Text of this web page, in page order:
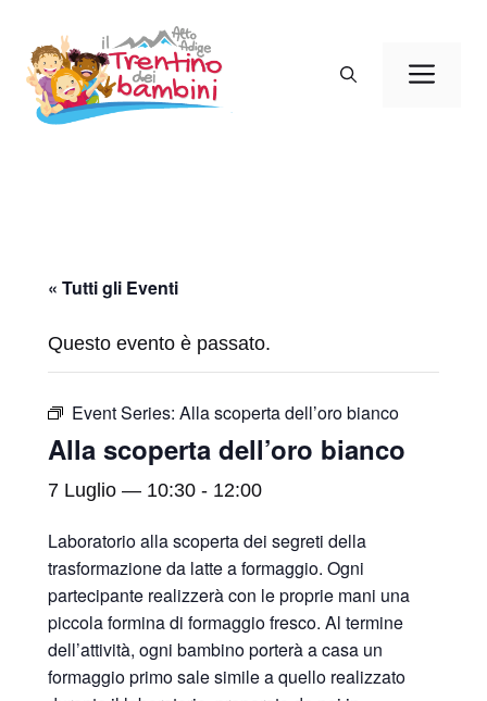
contenuto
« Tutti gli Eventi
Questo evento è passato.
Event Series: Alla scoperta dell’oro bianco
Alla scoperta dell’oro bianco
7 Luglio — 10:30 - 12:00
Laboratorio alla scoperta dei segreti della
trasformazione da latte a formaggio. Ogni
partecipante realizzerà con le proprie mani una
piccola formina di formaggio fresco. Al termine
dell’attività, ogni bambino porterà a casa un
formaggio primo sale simile a quello realizzato